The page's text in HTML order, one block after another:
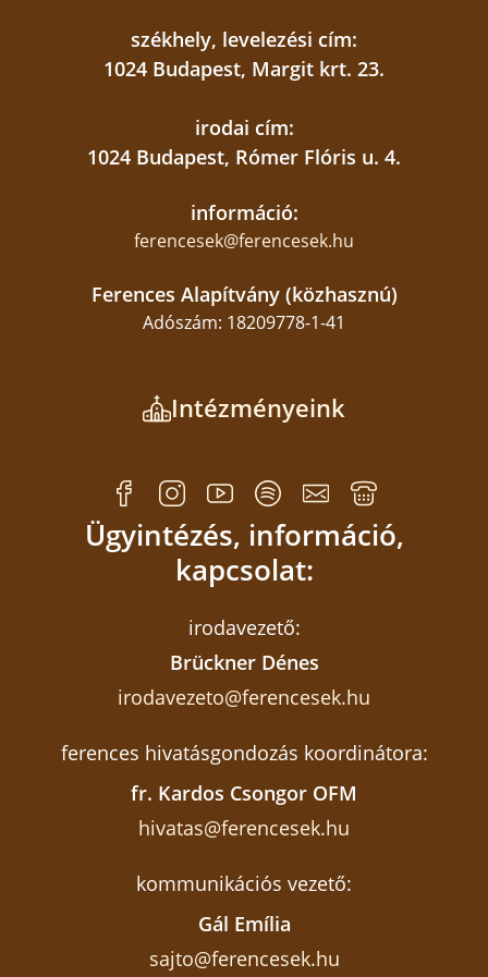
székhely, levelezési cím:
1024 Budapest, Margit krt. 23.
irodai cím:
1024 Budapest, Rómer Flóris u. 4.
információ:
ferencesek@ferencesek.hu
Ferences Alapítvány (közhasznú)
Adószám: 18209778-1-41
Intézményeink
Ügyintézés, információ,
kapcsolat:
irodavezető:
Brückner Dénes
irodavezeto@ferencesek.hu
ferences hivatásgondozás koordinátora:
fr. Kardos Csongor OFM
hivatas@ferencesek.hu
kommunikációs vezető:
Gál Emília
sajto@ferencesek.hu